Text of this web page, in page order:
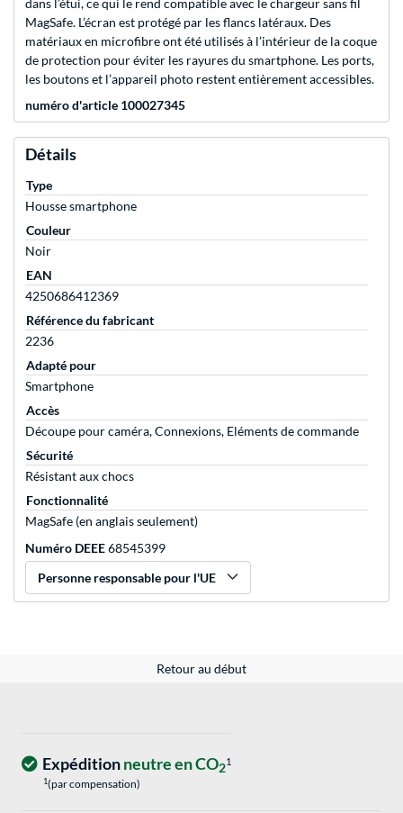
dans l’étui, ce qui le rend compatible avec le chargeur sans fil
MagSafe. L’écran est protégé par les flancs latéraux. Des
matériaux en microfibre ont été utilisés à l’intérieur de la coque
de protection pour éviter les rayures du smartphone. Les ports,
les boutons et l’appareil photo restent entièrement accessibles.
numéro d'article 100027345
Détails
Type
Housse smartphone
Couleur
Noir
EAN
4250686412369
Référence du fabricant
2236
Adapté pour
Smartphone
Accès
Découpe pour caméra, Connexions, Eléments de commande
Sécurité
Résistant aux chocs
Fonctionnalité
MagSafe (en anglais seulement)
Numéro DEEE68545399
Personne responsable pour l'UE
Retour au début
Expéditionneutre en CO21
1(par compensation)